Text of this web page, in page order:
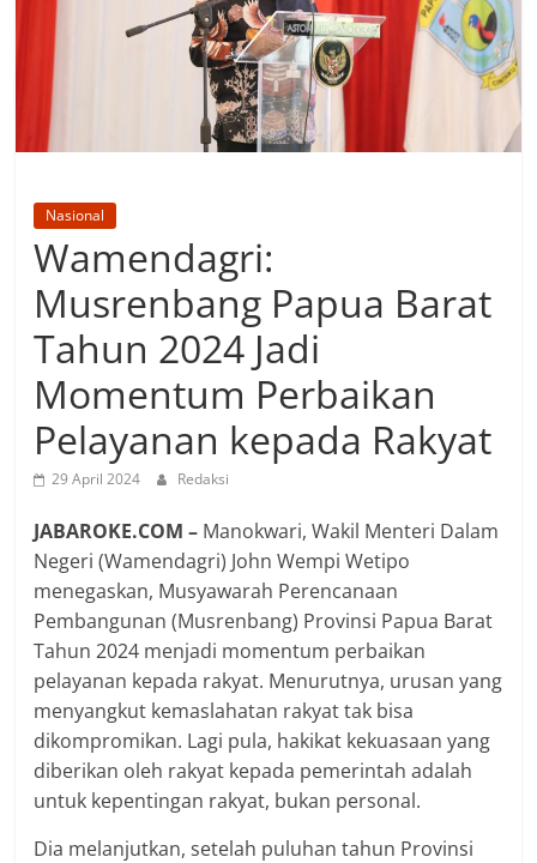
Nasional
Wamendagri:
Musrenbang Papua Barat
Tahun 2024 Jadi
Momentum Perbaikan
Pelayanan kepada Rakyat
29 April 2024 Redaksi
JABAROKE.COM – Manokwari, Wakil Menteri Dalam
Negeri (Wamendagri) John Wempi Wetipo
menegaskan, Musyawarah Perencanaan
Pembangunan (Musrenbang) Provinsi Papua Barat
Tahun 2024 menjadi momentum perbaikan
pelayanan kepada rakyat. Menurutnya, urusan yang
menyangkut kemaslahatan rakyat tak bisa
dikompromikan. Lagi pula, hakikat kekuasaan yang
diberikan oleh rakyat kepada pemerintah adalah
untuk kepentingan rakyat, bukan personal.
Dia melanjutkan, setelah puluhan tahun Provinsi